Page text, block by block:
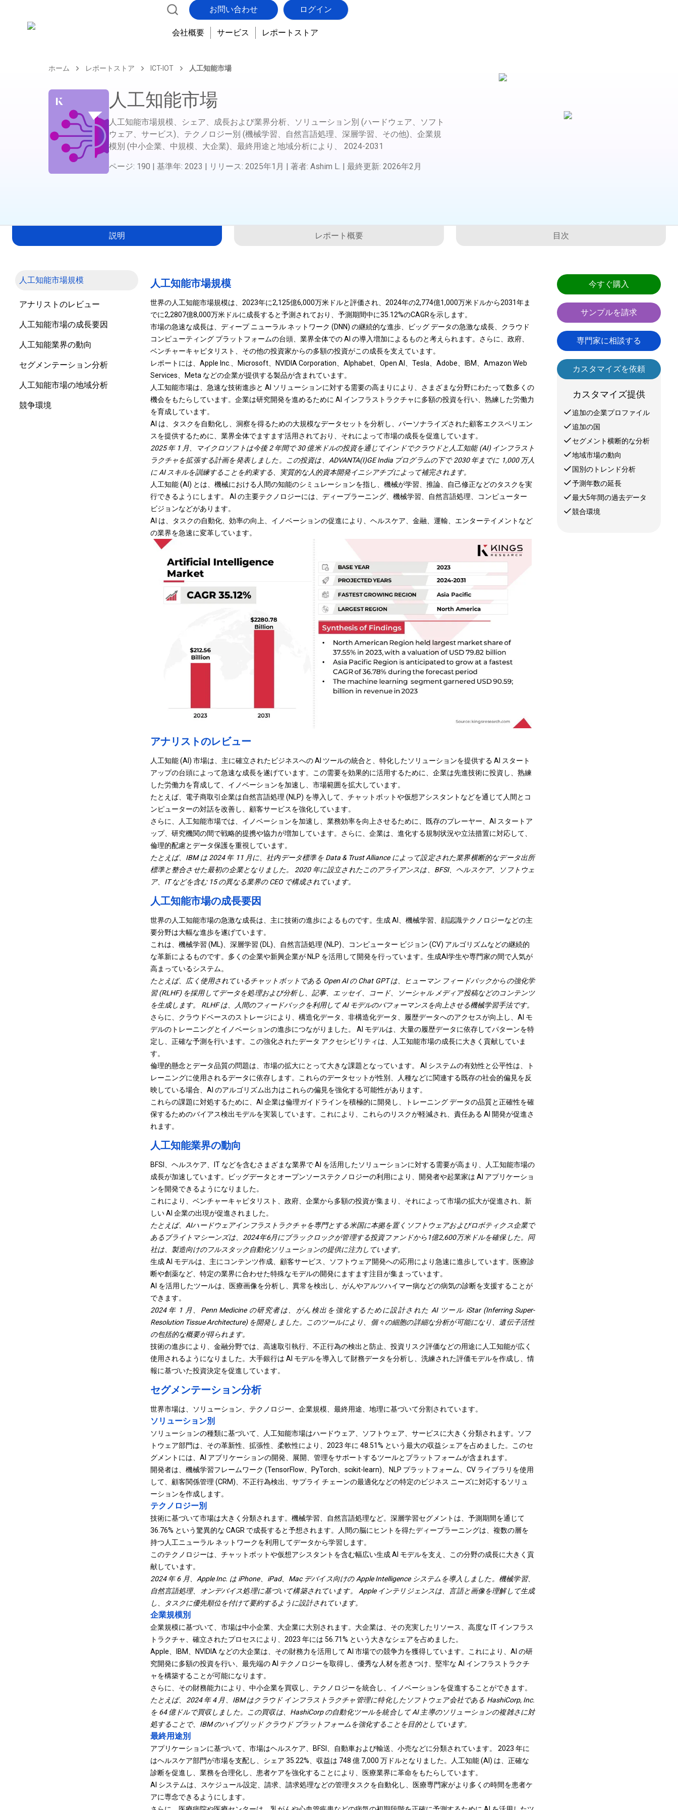
お問い合わせ ログイン
会社概要 サービス レポートストア
ホーム レポートストア ICT-IOT 人工知能市場
人工知能市場
人工知能市場規模、シェア、成長および業界分析、ソリューション別 (ハードウェア、ソフト
ウェア、サービス)、テクノロジー別 (機械学習、自然言語処理、深層学習、その他)、企業規
模別 (中小企業、中規模、大企業)、最終用途と地域分析により、
2024-2031
ページ: 190 基準年: 2023 リリース: 2025年1月 著者: Ashim L. 最終更新: 2026年2月
説明 レポート概要 目次
人工知能市場規模
アナリストのレビュー
人工知能市場の成長要因
人工知能業界の動向
セグメンテーション分析
人工知能市場の地域分析
競争環境
人工知能市場規模
世界の人工知能市場規模は、2023年に2,125億6,000万米ドルと評価され、2024年の2,774億1,000万米ドルから2031年ま
でに2,2807億8,000万米ドルに成長すると予測されており、予測期間中に35.12%のCAGRを示します。
市場の急速な成長は、ディープ ニューラル ネットワーク (DNN) の継続的な進歩、ビッグ データの急激な成長、クラウド
コンピューティング プラットフォームの台頭、業界全体での AI の導入増加によるものと考えられます。さらに、政府、
ベンチャーキャピタリスト、その他の投資家からの多額の投資がこの成長を支えています。
レポートには、Apple Inc.、Microsoft、NVIDIA Corporation、Alphabet、Open AI、Tesla、Adobe、IBM、Amazon Web
Services、Meta などの企業が提供する製品が含まれています。
人工知能市場は、急速な技術進歩と AI ソリューションに対する需要の高まりにより、さまざまな分野にわたって数多くの
機会をもたらしています。企業は研究開発を進めるために AI インフラストラクチャに多額の投資を行い、熟練した労働力
を育成しています。
AI は、タスクを自動化し、洞察を得るための大規模なデータセットを分析し、パーソナライズされた顧客エクスペリエン
スを提供するために、業界全体でますます活用されており、それによって市場の成長を促進しています。
2025 年 1 月、マイクロソフトは今後 2 年間で 30 億米ドルの投資を通じてインドでクラウドと人工知能 (AI) インフラスト
ラクチャを拡張する計画を発表しました。この投資は、ADVANTA(I)GE India プログラムの下で 2030 年までに 1,000 万人
に AI スキルを訓練することを約束する、実質的な人的資本開発イニシアチブによって補完されます。
人工知能 (AI) とは、機械における人間の知能のシミュレーションを指し、機械が学習、推論、自己修正などのタスクを実
行できるようにします。 AI の主要テクノロジーには、ディープラーニング、機械学習、自然言語処理、コンピューター
ビジョンなどがあります。
AI は、タスクの自動化、効率の向上、イノベーションの促進により、ヘルスケア、金融、運輸、エンターテイメントなど
の業界を急速に変革しています。
アナリストのレビュー
人工知能 (AI) 市場は、主に確立されたビジネスへの AI ツールの統合と、特化したソリューションを提供する AI スタート
アップの台頭によって急速な成長を遂げています。この需要を効果的に活用するために、企業は先進技術に投資し、熟練
した労働力を育成して、イノベーションを加速し、市場範囲を拡大しています。
たとえば、電子商取引企業は自然言語処理 (NLP) を導入して、チャットボットや仮想アシスタントなどを通じて人間とコ
ンピューターの対話を改善し、顧客サービスを強化しています。
さらに、人工知能市場では、イノベーションを加速し、業務効率を向上させるために、既存のプレーヤー、AI スタートア
ップ、研究機関の間で戦略的提携や協力が増加しています。さらに、企業は、進化する規制状況や立法措置に対応して、
倫理的配慮とデータ保護を重視しています。
たとえば、IBM は 2024 年 11 月に、社内データ標準を Data & Trust Alliance によって設定された業界横断的なデータ出所
標準と整合させた最初の企業となりました。 2020 年に設立されたこのアライアンスは、BFSI、ヘルスケア、ソフトウェ
ア、IT などを含む 15 の異なる業界の CEO で構成されています。
人工知能市場の成長要因
世界の人工知能市場の急激な成長は、主に技術の進歩によるものです。生成 AI、機械学習、顔認識テクノロジーなどの主
要分野は大幅な進歩を遂げています。
これは、機械学習 (ML)、深層学習 (DL)、自然言語処理 (NLP)、コンピューター ビジョン (CV) アルゴリズムなどの継続的
な革新によるものです。多くの企業や新興企業が NLP を活用して開発を行っています。 生成AI 学生や専門家の間で人気が
高まっているシステム。
たとえば、広く使用されているチャットボットである Open AI の Chat GPT は、ヒューマン フィードバックからの強化学
習 (RLHF) を採用してデータを処理および分析し、記事、エッセイ、コード、ソーシャル メディア投稿などのコンテンツ
を生成します。 RLHF は、人間のフィードバックを利用して AI モデルのパフォーマンスを向上させる機械学習手法です。
さらに、クラウドベースのストレージにより、構造化データ、非構造化データ、履歴データへのアクセスが向上し、AI モ
デルのトレーニングとイノベーションの進歩につながりました。 AI モデルは、大量の履歴データに依存してパターンを特
定し、正確な予測を行います。この強化されたデータ アクセシビリティは、人工知能市場の成長に大きく貢献していま
す。
倫理的懸念とデータ品質の問題は、市場の拡大にとって大きな課題となっています。 AI システムの有効性と公平性は、ト
レーニングに使用されるデータに依存します。これらのデータセットが性別、人種などに関連する既存の社会的偏見を反
映している場合、AI のアルゴリズム出力はこれらの偏見を強化する可能性があります。
これらの課題に対処するために、AI 企業は倫理ガイドラインを積極的に開発し、トレーニング データの品質と正確性を確
保するためのバイアス検出モデルを実装しています。これにより、これらのリスクが軽減され、責任ある AI 開発が促進さ
れます。
人工知能業界の動向
BFSI、ヘルスケア、IT などを含むさまざまな業界で AI を活用したソリューションに対する需要が高まり、人工知能市場の
成長が加速しています。ビッグデータとオープンソーステクノロジーの利用により、開発者や起業家は AI アプリケーショ
ンを開発できるようになりました。
これにより、ベンチャーキャピタリスト、政府、企業から多額の投資が集まり、それによって市場の拡大が促進され、新
しい AI 企業の出現が促進されました。
たとえば、AIハードウェアインフラストラクチャを専門とする米国に本拠を置くソフトウェアおよびロボティクス企業で
あるブライトマシーンズは、2024年6月にブラックロックが管理する投資ファンドから1億2,600万米ドルを確保した。同
社は、製造向けのフルスタック自動化ソリューションの提供に注力しています。
生成 AI モデルは、主にコンテンツ作成、顧客サービス、ソフトウェア開発への応用により急速に進歩しています。医療診
断や創薬など、特定の業界に合わせた特殊なモデルの開発にますます注目が集まっています。
AI を活用したツールは、医療画像を分析し、異常を検出し、がんやアルツハイマー病などの病気の診断を支援することが
できます。
2024 年 1 月、Penn Medicine の研究者は、がん検出を強化するために設計された AI ツール iStar (Inferring Super-
Resolution Tissue Architecture) を開発しました。このツールにより、個々の細胞の詳細な分析が可能になり、遺伝子活性
の包括的な概要が得られます。
技術の進歩により、金融分野では、高速取引執行、不正行為の検出と防止、投資リスク評価などの用途に人工知能が広く
使用されるようになりました。大手銀行は AI モデルを導入して財務データを分析し、洗練された評価モデルを作成し、情
報に基づいた投資決定を促進しています。
セグメンテーション分析
世界市場は、ソリューション、テクノロジー、企業規模、最終用途、地理に基づいて分割されています。
ソリューション別
ソリューションの種類に基づいて、人工知能市場はハードウェア、ソフトウェア、サービスに大きく分類されます。ソフ
トウェア部門は、その革新性、拡張性、柔軟性により、2023 年に 48.51% という最大の収益シェアを占めました。このセ
グメントには、AI アプリケーションの開発、展開、管理をサポートするツールとプラットフォームが含まれます。
開発者は、機械学習フレームワーク (TensorFlow、PyTorch、scikit-learn)、NLP プラットフォーム、CV ライブラリを使用
して、顧客関係管理 (CRM)、不正行為検出、サプライ チェーンの最適化などの特定のビジネス ニーズに対応するソリュ
ーションを作成します。
テクノロジー別
技術に基づいて市場は大きく分類されます。 機械学習 、自然言語処理など。深層学習セグメントは、予測期間を通じて
36.76% という驚異的な CAGR で成長すると予想されます。人間の脳にヒントを得たディープラーニングは、複数の層を
持つ人工ニューラル ネットワークを利用してデータから学習します。
このテクノロジーは、チャットボットや仮想アシスタントを含む幅広い生成 AI モデルを支え、この分野の成長に大きく貢
献しています。
2024 年 6 月、Apple Inc. は iPhone、iPad、Mac デバイス向けの Apple Intelligence システムを導入しました。機械学習、
自然言語処理、オンデバイス処理に基づいて構築されています。 Apple インテリジェンスは、言語と画像を理解して生成
し、タスクに優先順位を付けて要約するように設計されています。
企業規模別
企業規模に基づいて、市場は中小企業、大企業に大別されます。大企業は、その充実したリソース、高度な IT インフラス
トラクチャ、確立されたプロセスにより、2023 年には 56.71% という大きなシェアを占めました。
Apple、IBM、NVIDIA などの大企業は、その財務力を活用して AI 市場での競争力を獲得しています。これにより、AI の研
究開発に多額の投資を行い、最先端の AI テクノロジーを取得し、優秀な人材を惹きつけ、堅牢な AI インフラストラクチ
ャを構築することが可能になります。
さらに、その財務能力により、中小企業を買収し、テクノロジーを統合し、イノベーションを促進することができます。
たとえば、2024 年 4 月、IBM はクラウド インフラストラクチャ管理に特化したソフトウェア会社である HashiCorp, Inc.
を 64 億ドルで買収しました。この買収は、HashiCorp の自動化ツールを統合して AI 主導のソリューションの複雑さに対
処することで、IBM のハイブリッド クラウド プラットフォームを強化することを目的としています。
最終用途別
アプリケーションに基づいて、市場はヘルスケア、BFSI、自動車および輸送、小売などに分類されています。 2023 年に
はヘルスケア部門が市場を支配し、シェア 35.22%、収益は 748 億 7,000 万ドルとなりました。人工知能 (AI) は、正確な
診断を促進し、業務を合理化し、患者ケアを強化することにより、医療業界に革命をもたらしています。
AI システムは、スケジュール設定、請求、請求処理などの管理タスクを自動化し、医療専門家がより多くの時間を患者ケ
アに専念できるようにします。
今すぐ購入
サンプルを請求
専門家に相談する
カスタマイズを依頼
カスタマイズ提供
追加の企業プロファイル
追加の国
セグメント横断的な分析
地域市場の動向
国別のトレンド分析
予測年数の延長
最大5年間の過去データ
競合環境